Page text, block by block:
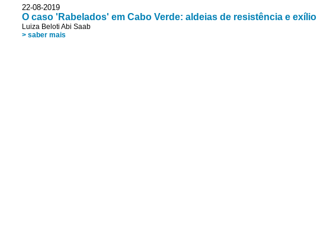
22-08-2019
O caso 'Rabelados' em Cabo Verde: aldeias de resistência e exílio
Luiza Beloti Abi Saab
> saber mais